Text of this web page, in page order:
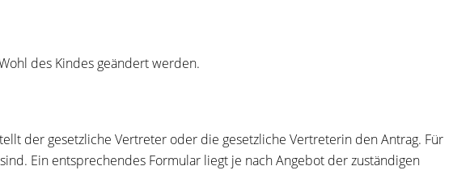
des Kindes geändert werden.
der gesetzliche Vertreter oder die gesetzliche Vertreterin den Antrag. Für
Ein entsprechendes Formular liegt je nach Angebot der zuständigen